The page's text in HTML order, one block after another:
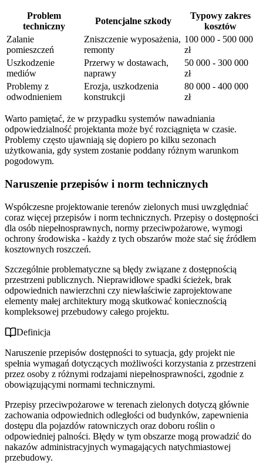
Problem
techniczny
Potencjalne szkody
Typowy zakres
kosztów
Zalanie
pomieszczeń
Zniszczenie wyposażenia,
remonty
100 000 - 500 000
zł
Uszkodzenie
mediów
Przerwy w dostawach,
naprawy
50 000 - 300 000
zł
Problemy z
odwodnieniem
Erozja, uszkodzenia
konstrukcji
80 000 - 400 000
zł
Warto pamiętać, że w przypadku systemów nawadniania
odpowiedzialność projektanta może być rozciągnięta w czasie.
Problemy często ujawniają się dopiero po kilku sezonach
użytkowania, gdy system zostanie poddany różnym warunkom
pogodowym.
Naruszenie przepisów i norm technicznych
Współczesne projektowanie terenów zielonych musi uwzględniać
coraz więcej przepisów i norm technicznych. Przepisy o dostępności
dla osób niepełnosprawnych, normy przeciwpożarowe, wymogi
ochrony środowiska - każdy z tych obszarów może stać się źródłem
kosztownych roszczeń.
Szczególnie problematyczne są błędy związane z dostępnością
przestrzeni publicznych. Nieprawidłowe spadki ścieżek, brak
odpowiednich nawierzchni czy niewłaściwie zaprojektowane
elementy małej architektury mogą skutkować koniecznością
kompleksowej przebudowy całego projektu.
Definicja
Naruszenie przepisów dostępności to sytuacja, gdy projekt nie
spełnia wymagań dotyczących możliwości korzystania z przestrzeni
przez osoby z różnymi rodzajami niepełnosprawności, zgodnie z
obowiązującymi normami technicznymi.
Przepisy przeciwpożarowe w terenach zielonych dotyczą głównie
zachowania odpowiednich odległości od budynków, zapewnienia
dostępu dla pojazdów ratowniczych oraz doboru roślin o
odpowiedniej palności. Błędy w tym obszarze mogą prowadzić do
nakazów administracyjnych wymagających natychmiastowej
przebudowy.